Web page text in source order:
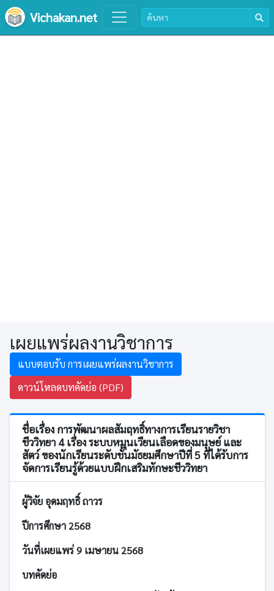
Vichakan.net
เผยแพร่ผลงานวิชาการ
แบบตอบรับ การเผยแพร่ผลงานวิชาการ
ดาวน์โหลดบทคัดย่อ (PDF)
ชื่อเรื่อง การพัฒนาผลสัมฤทธิ์ทางการเรียนรายวิชา
ชีววิทยา 4 เรื่อง ระบบหมุนเวียนเลือดของมนุษย์ และ
สัตว์ ของนักเรียนระดับชั้นมัธยมศึกษาปีที่ 5 ที่ได้รับการ
จัดการเรียนรู้ด้วยแบบฝึกเสริมทักษะชีววิทยา
ผู้วิจัย อุดมฤทธิ์ ถาวร
ปีการศึกษา 2568
วันที่เผยแพร่ 9 เมษายน 2568
บทคัดย่อ